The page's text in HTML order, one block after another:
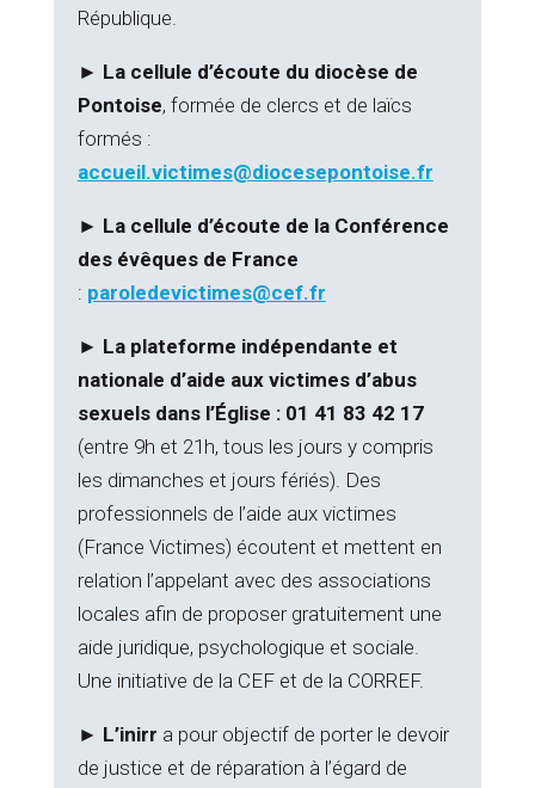
République.
► La cellule d’écoute du diocèse de
Pontoise, formée de clercs et de laïcs
formés :
accueil.victimes@diocesepontoise.fr
► La cellule d’écoute de la Conférence
des évêques de France
: paroledevictimes@cef.fr
► La plateforme indépendante et
nationale d’aide aux victimes d’abus
sexuels dans l’Église : 01 41 83 42 17
(entre 9h et 21h, tous les jours y compris
les dimanches et jours fériés). Des
professionnels de l’aide aux victimes
(France Victimes) écoutent et mettent en
relation l’appelant avec des associations
locales afin de proposer gratuitement une
aide juridique, psychologique et sociale.
Une initiative de la CEF et de la CORREF.
► L’inirr a pour objectif de porter le devoir
de justice et de réparation à l’égard de